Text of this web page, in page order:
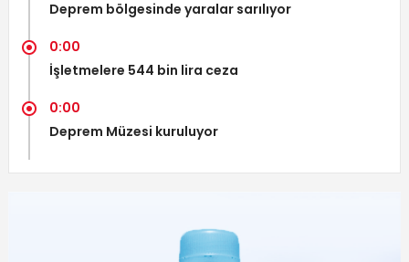
Deprem bölgesinde yaralar sarılıyor
0:00
İşletmelere 544 bin lira ceza
0:00
Deprem Müzesi kuruluyor